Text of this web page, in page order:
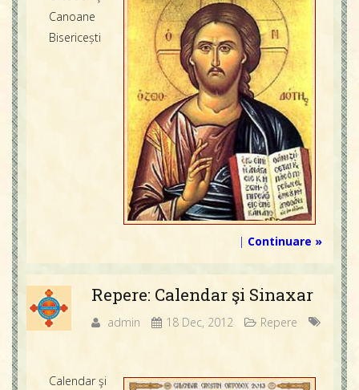
Icoane
Mărgăritare
Calendar
Glosar
Repere
Contact
Canoane
Bisericești
| Continuare »
Repere: Calendar şi Sinaxar
admin 18 Dec, 2012 Repere
Calendar şi